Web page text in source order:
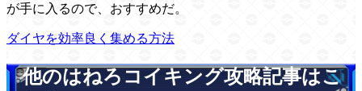
が手に入るので、おすすめだ。
ダイヤを効率良く集める方法
他のはねろコイキング攻略記事はこ